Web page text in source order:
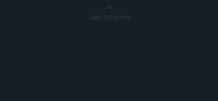
Lap tetejére